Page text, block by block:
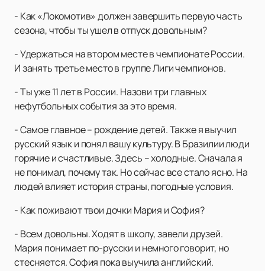
- Как «Локомотив» должен завершить первую часть
сезона, чтобы ты ушел в отпуск довольным?
- Удержаться на втором месте в чемпионате России.
И занять третье место в группе Лиги чемпионов.
- Ты уже 11 лет в России. Назови три главных
нефутбольных события за это время.
- Самое главное – рождение детей. Также я выучил
русский язык и понял вашу культуру. В Бразилии люди
горячие и счастливые. Здесь – холодные. Сначала я
не понимал, почему так. Но сейчас все стало ясно. На
людей влияет история страны, погодные условия.
- Как поживают твои дочки Мария и София?
- Всем довольны. Ходят в школу, завели друзей.
Мария понимает по-русски и немного говорит, но
стесняется. София пока выучила английский.